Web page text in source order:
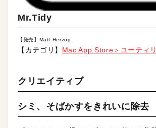
Mr.Tidy
【発売】Matt Herzog
【カテゴリ】 Mac App Store＞ユーティ
クリエイティブ
シミ、そばかすをきれいに除去